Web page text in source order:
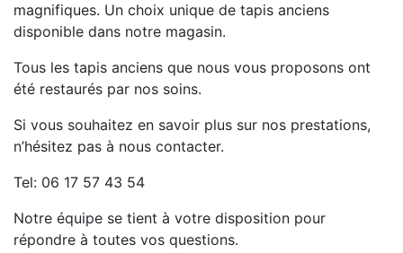
magnifiques. Un choix unique de tapis anciens
disponible dans notre magasin.
Tous les tapis anciens que nous vous proposons ont
été restaurés par nos soins.
Si vous souhaitez en savoir plus sur nos prestations,
n’hésitez pas à nous contacter.
Tel: 06 17 57 43 54
Notre équipe se tient à votre disposition pour
répondre à toutes vos questions.